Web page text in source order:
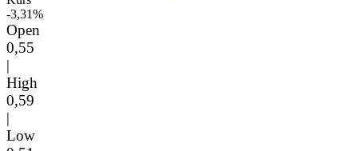
-3,31%
Open
0,55
|
High
0,59
|
Low